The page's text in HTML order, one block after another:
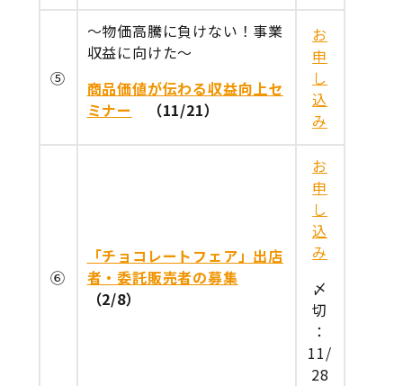
⑤
～物価高騰に負けない！事業
収益に向けた～
商品価値が伝わる収益向上セ
ミナー
（11/21）
お
申
し
込
み
⑥
「チョコレートフェア」出店
者・委託販売者の募集
（2/8）
お
申
し
込
み
〆
切
：
11/
28